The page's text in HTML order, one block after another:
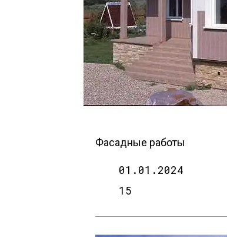
Фасадные работы
01.01.2024
15